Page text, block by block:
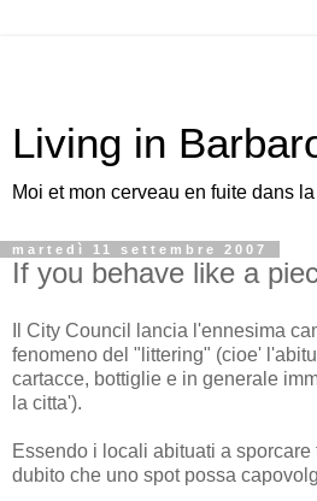
Living in
Moi et mon cerveau en fuite dans
martedì 11 settembre 2007
If you behave like a
Il City Council lancia l'ennesima
fenomeno del "littering" (cioe'
cartacce, bottiglie e in generale
la citta').
Essendo i locali abituati a
dubito che uno spot possa